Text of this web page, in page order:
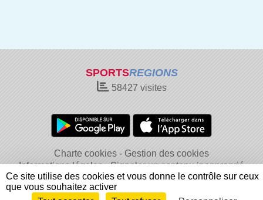
SPORTSREGIONS
58427 visites
Charte cookies
Gestion des cookies
Informations légales
Signaler un contenu inapproprié
Ce site utilise des cookies et vous donne le contrôle sur ceux
que vous souhaitez activer